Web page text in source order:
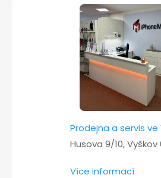
Prodejna a servis ve
Husova 9/10, Vyškov
Více informací